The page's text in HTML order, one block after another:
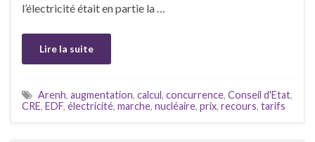
l’électricité était en partie la …
Lire la suite
Arenh, augmentation, calcul, concurrence, Conseil d'Etat,
CRE, EDF, électricité, marche, nucléaire, prix, recours, tarifs